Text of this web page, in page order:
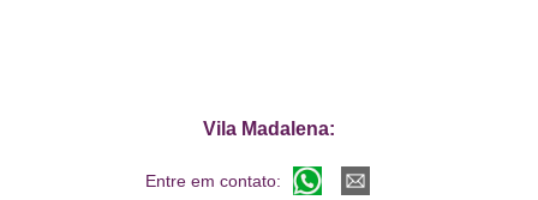
Vila Madalena:
Entre em contato: